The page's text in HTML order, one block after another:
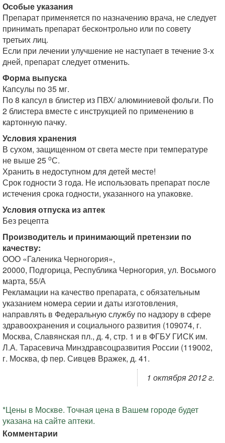
Особые указания
Препарат применяется по назначению врача, не следует
принимать препарат бесконтрольно или по совету
третьих лиц.
Если при лечении улучшение не наступает в течение 3-х
дней, препарат следует отменить.
Форма выпуска
Капсулы по 35 мг.
По 8 капсул в блистер из ПВХ/ алюминиевой фольги. По
2 блистера вместе с инструкцией по применению в
картонную пачку.
Условия хранения
В сухом, защищенном от света месте при температуре
не выше 25 oС.
Хранить в недоступном для детей месте!
Срок годности 3 года. Не использовать препарат после
истечения срока годности, указанного на упаковке.
Условия отпуска из аптек
Без рецепта
Производитель и принимающий претензии по
качеству:
ООО «Галеника Черногория»,
20000, Подгорица, Республика Черногория, ул. Восьмого
марта, 55/А
Рекламации на качество препарата, с обязательным
указанием номера серии и даты изготовления,
направлять в Федеральную службу по надзору в сфере
здравоохранения и социального развития (109074, г.
Москва, Славянская пл., д. 4, стр. 1 и в ФГБУ ГИСК им.
Л.А. Тарасевича Минздравсоцразвития России (119002,
г. Москва, ф пер. Сивцев Вражек, д. 41.
1 октября 2012 г.
*Цены в Москве. Точная цена в Вашем городе будет
указана на сайте аптеки.
Комментарии